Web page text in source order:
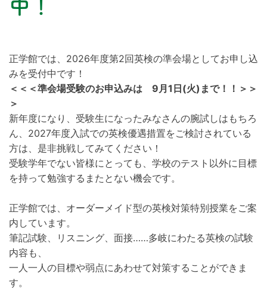
中！
正学館では、2026年度第2回英検の準会場としてお申し込
みを受付中です！
＜＜＜準会場受験のお申込みは 9月1日(火)まで！！＞＞
＞
新年度になり、受験生になったみなさんの腕試しはもちろ
ん、2027年度入試での英検優遇措置をご検討されている
方は、是非挑戦してみてください！
受験学年でない皆様にとっても、学校のテスト以外に目標
を持って勉強するまたとない機会です。
正学館では、オーダーメイド型の英検対策特別授業をご案
内しています。
筆記試験、リスニング、面接……多岐にわたる英検の試験
内容も、
一人一人の目標や弱点にあわせて対策することができま
す。